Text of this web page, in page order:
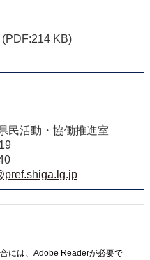
(PDF:214 KB)
民活動・協働推進室
には、Adobe Readerが必要で